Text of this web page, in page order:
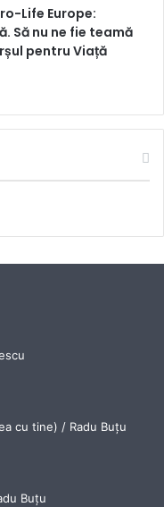
Life Europe:
Să nu ne fie teamă
pentru Viață
cu tine) / Radu Buțu
Buțu